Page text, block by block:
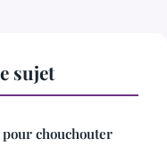
sujet
chouchouter